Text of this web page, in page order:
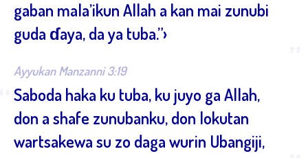
gaban mala’ikun Allah a kan mai zunubi
guda ɗaya, da ya tuba.”›
Ayyukan Manzanni 3:19
Saboda haka ku tuba, ku juyo ga Allah,
don a shafe zunubanku, don lokutan
wartsakewa su zo daga wurin Ubangiji,